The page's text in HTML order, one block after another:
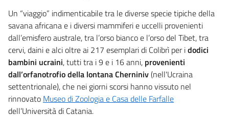
Un “viaggio” indimenticabile tra le diverse specie tipiche della
savana africana e i diversi mammiferi e uccelli provenienti
dall’emisfero australe, tra l’orso bianco e l’orso del Tibet, tra
cervi, daini e alci oltre ai 217 esemplari di Colibrì per idodici
bambini ucraini, tutti tra i 9 e i 16 anni, provenienti
dall’orfanotrofio della lontana Cherniniv(nell'Ucraina
settentrionale), che nei giorni scorsi hanno vissuto nel
rinnovato Museo di Zoologia e Casa delle Farfalle
dell’Università di Catania.